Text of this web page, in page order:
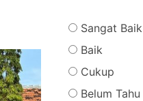
Sangat Baik
Baik
Cukup
Belum Tahu